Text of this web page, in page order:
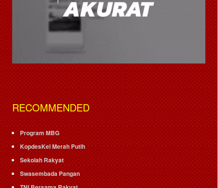
RECOMMENDED
Program MBG
KopdesKel Merah Putih
Sekolah Rakyat
Swasembada Pangan